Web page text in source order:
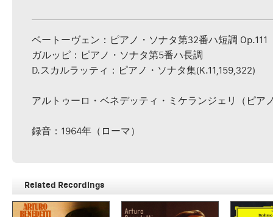
ベートーヴェン：ピアノ・ソナタ第32番ハ短調 Op.111
ガルッピ：ピアノ・ソナタ第5番ハ長調
D.スカルラッティ：ピアノ・ソナタ集(K.11,159,322)
アルトゥーロ・ベネデッティ・ミケランジェリ（ピア
録音：1964年（ローマ）
Related Recordings